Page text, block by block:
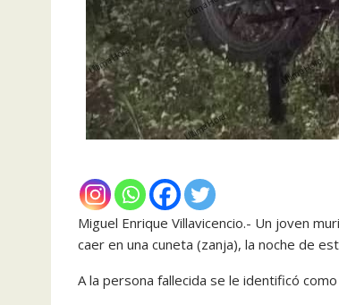
Miguel Enrique Villavicencio.- Un joven
caer en una cuneta (zanja), la noche de
A la persona fallecida se le identificó